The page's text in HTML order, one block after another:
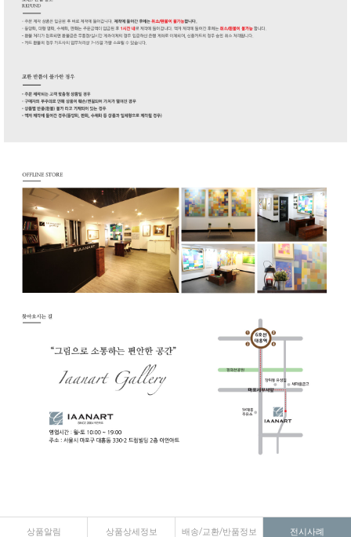
상품알림 상품상세정보 배송/교환/반품정보 전시사례